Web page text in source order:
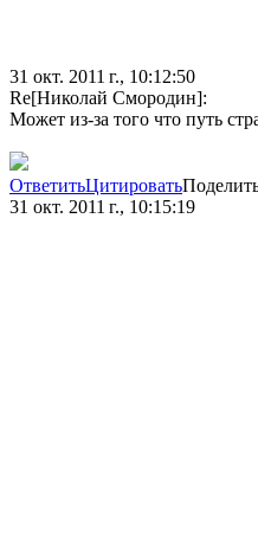
31 окт. 2011 г., 10:12:50
Re[Николай Смородин]:
Может из-за того что путь
ОтветитьЦитировать
31 окт. 2011 г., 10:15:19